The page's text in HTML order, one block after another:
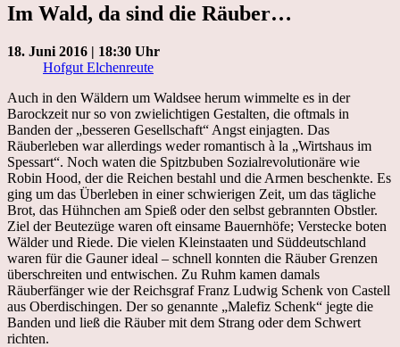
Im Wald, da sind die Räuber…
18. Juni 2016 | 18:30 Uhr
Hofgut Elchenreute
Auch in den Wäldern um Waldsee herum wimmelte es in der
Barockzeit nur so von zwielichtigen Gestalten, die oftmals in
Banden der „besseren Gesellschaft“ Angst einjagten. Das
Räuberleben war allerdings weder romantisch à la „Wirtshaus im
Spessart“. Noch waten die Spitzbuben Sozialrevolutionäre wie
Robin Hood, der die Reichen bestahl und die Armen beschenkte. Es
ging um das Überleben in einer schwierigen Zeit, um das tägliche
Brot, das Hühnchen am Spieß oder den selbst gebrannten Obstler.
Ziel der Beutezüge waren oft einsame Bauernhöfe; Verstecke boten
Wälder und Riede. Die vielen Kleinstaaten und Süddeutschland
waren für die Gauner ideal – schnell konnten die Räuber Grenzen
überschreiten und entwischen. Zu Ruhm kamen damals
Räuberfänger wie der Reichsgraf Franz Ludwig Schenk von Castell
aus Oberdischingen. Der so genannte „Malefiz Schenk“ jegte die
Banden und ließ die Räuber mit dem Strang oder dem Schwert
richten.